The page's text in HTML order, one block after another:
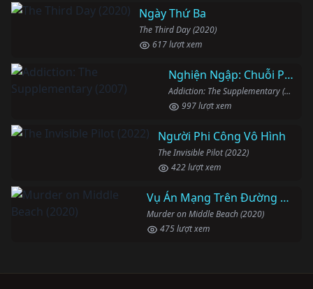
Ngày Thứ Ba
The Third Day (2020)
617 lượt xem
Nghiện Ngập: Chuỗi Phim Bổ Trợ
Addiction: The Supplementary (2007)
997 lượt xem
Người Phi Công Vô Hình
The Invisible Pilot (2022)
422 lượt xem
Vụ Án Mạng Trên Đường Middle Beach
Murder on Middle Beach (2020)
475 lượt xem